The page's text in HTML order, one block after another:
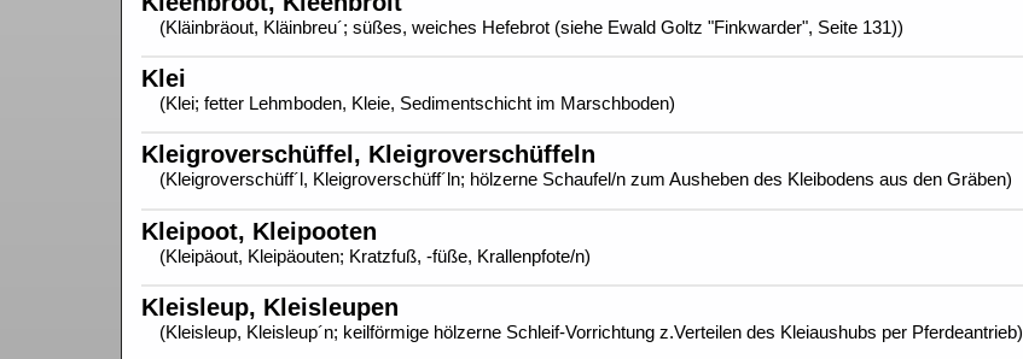
(Kläinbräout, Kläinbreu´; süßes, weiches Hefebrot (siehe Ewald Goltz "Finkwarder", Seite 131))
Klei
(Klei; fetter Lehmboden, Kleie, Sedimentschicht im Marschboden)
Kleigroverschüffel, Kleigroverschüffeln
(Kleigroverschüff´l, Kleigroverschüff´ln; hölzerne Schaufel/n zum Ausheben des Kleibodens aus den Gräben)
Kleipoot, Kleipooten
(Kleipäout, Kleipäouten; Kratzfuß, -füße, Krallenpfote/n)
Kleisleup, Kleisleupen
(Kleisleup, Kleisleup´n; keilförmige hölzerne Schleif-Vorrichtung z.Verteilen des Kleiaushubs per Pferdeantrieb)